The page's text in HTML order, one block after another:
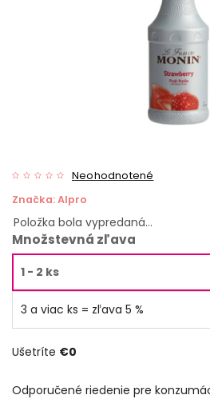
Neohodnotené
Značka:Alpro
Položka bola vypredaná…
Množstevná zľava
1 - 2 ks
3 a viac ks = zľava 5 %
Ušetríte €0
Odporučené riedenie pre